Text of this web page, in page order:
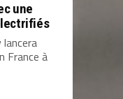
une
France à